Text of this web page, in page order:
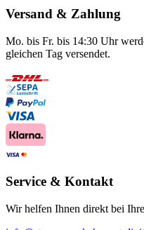
Versand & Zahlung
Mo. bis Fr. bis 14:30 Uhr
gleichen Tag versendet.
Service & Kontakt
Wir helfen Ihnen direkt bei